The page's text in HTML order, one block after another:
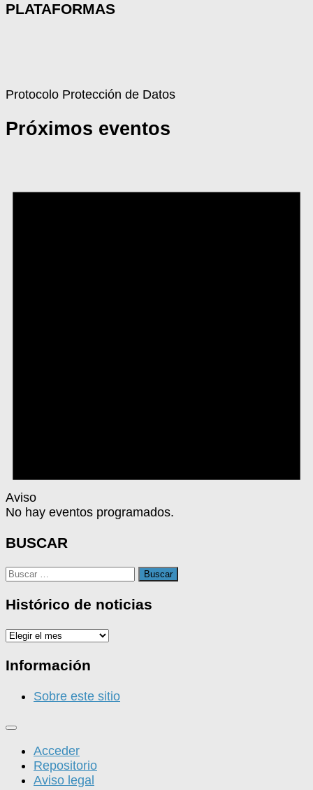
PLATAFORMAS
Protocolo Protección de Datos
Próximos eventos
Aviso
No hay eventos programados.
BUSCAR
Buscar:
Histórico de noticias
Histórico
noticias
Información
Sobre este sitio
Acceder
Repositorio
Aviso legal